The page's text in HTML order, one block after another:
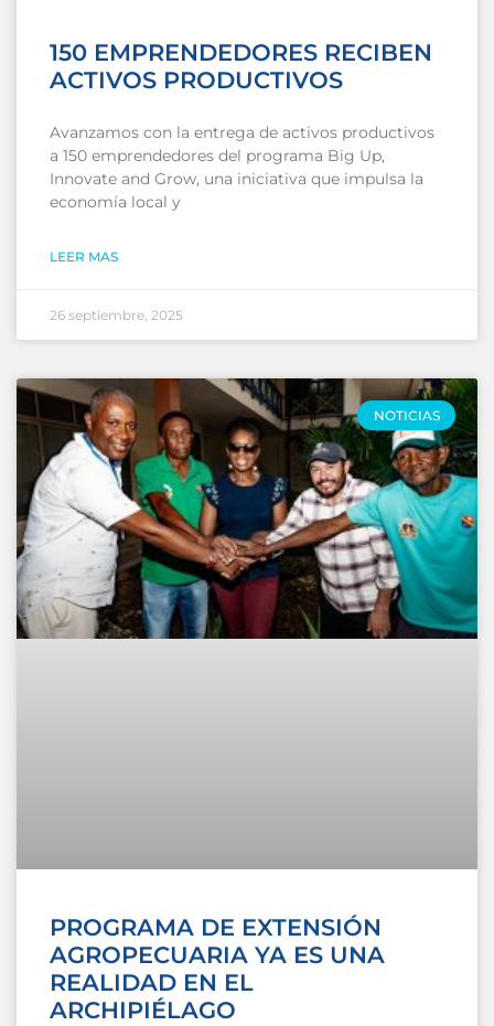
150 EMPRENDEDORES RECIBEN
ACTIVOS PRODUCTIVOS
Avanzamos con la entrega de activos productivos
a 150 emprendedores del programa Big Up,
Innovate and Grow, una iniciativa que impulsa la
economía local y
LEER MAS
26 septiembre, 2025
NOTICIAS
PROGRAMA DE EXTENSIÓN
AGROPECUARIA YA ES UNA
REALIDAD EN EL
ARCHIPIÉLAGO